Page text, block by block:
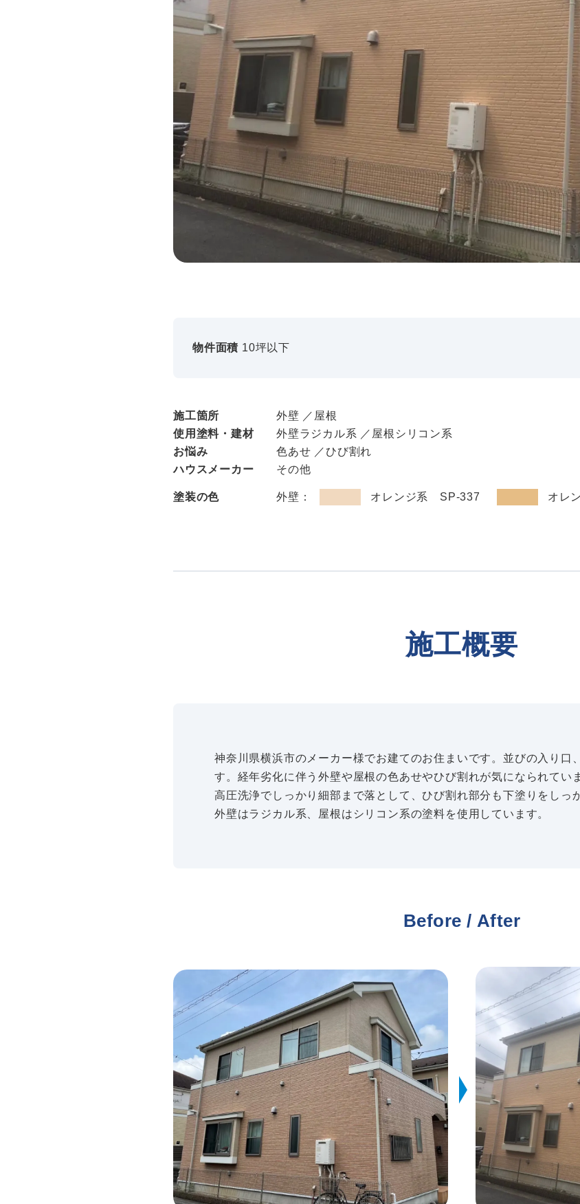
物件面積 10坪以下
施工箇所
外壁 ／屋根
使用塗料・建材
外壁ラジカル系 ／屋根シリコン系
お悩み
色あせ ／ひび割れ
ハウスメーカー
その他
塗装の色 外壁： オレンジ系 SP-337 オレ
施工概要
神奈川県横浜市のメーカー様でお建てのお住まいです。並びの入り口
す。経年劣化に伴う外壁や屋根の色あせやひび割れが気になられてい
高圧洗浄でしっかり細部まで落として、ひび割れ部分も下塗りをしっ
外壁はラジカル系、屋根はシリコン系の塗料を使用しています。
Before / After